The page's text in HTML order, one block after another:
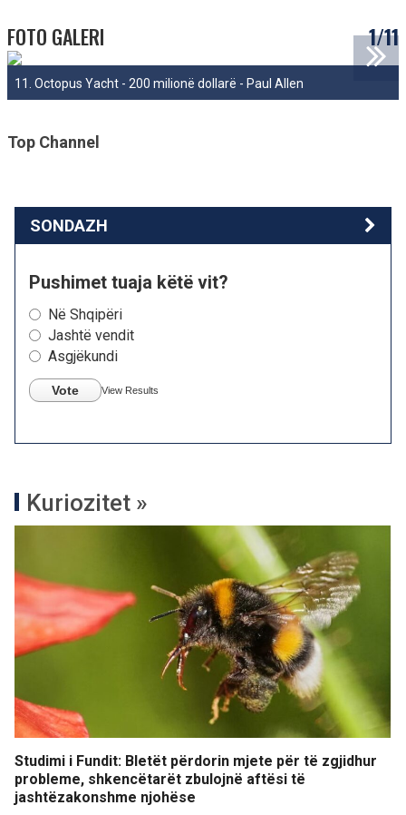
FOTO GALERI 1/11
11. Octopus Yacht - 200 milionë dollarë - Paul Allen
Top Channel
SONDAZH
Pushimet tuaja këtë vit?
Në Shqipëri
Jashtë vendit
Asgjëkundi
Vote View Results
Kuriozitet »
Studimi i Fundit: Bletët përdorin mjete për të zgjidhur
probleme, shkencëtarët zbulojnë aftësi të
jashtëzakonshme njohëse